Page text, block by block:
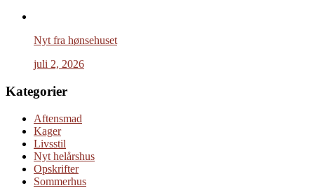
Nyt fra hønsehuset
juli 2, 2026
Kategorier
Aftensmad
Kager
Livsstil
Nyt helårshus
Opskrifter
Sommerhus